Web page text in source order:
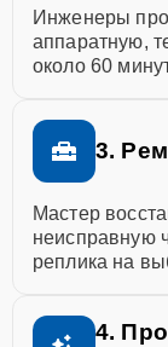
Инженеры
аппаратную,
около 60
3.
Мастер
неисправную
реплика на
4.